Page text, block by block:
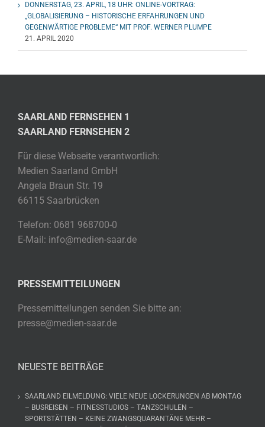
DONNERSTAG, 23. APRIL, 18 UHR: ONLINE-VORTRAG:
„GLOBALISIERUNG – HISTORISCHE ERFAHRUNGEN UND
GEGENWÄRTIGE PROBLEME“ MIT PROF. WERNER PLUMPE
21. APRIL 2020
SAARLAND FERNSEHEN 1
SAARLAND FERNSEHEN 2
Für diese Webseite verantwortlich:
Medien Saarland GmbH
Angela Braun Str. 19
66115 Saarbrücken
Telefon: 0681 968700-0
E-Mail: info@medien-saar.de
PRESSEMITTEILUNGEN
Pressemitteilungen senden Sie bitte an:
presse@medien-saar.de
NEUESTE BEITRÄGE
SAARLAND EILMELDUNG: VIELE NEUE LOCKERUNGEN AB MONTAG
– BUSREISEN – FITNESSTUDIOS – TANZSCHULEN –
SPORTSTÄTTEN – KEINE ZWANGSQUARANTÄNE MEHR –